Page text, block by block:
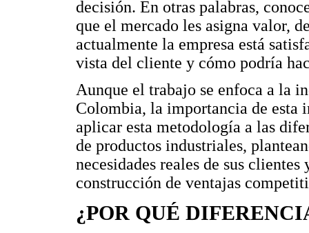
decisión. En otras palabras,
que el mercado les asigna valor,
actualmente la empresa está
vista del cliente y cómo podría
Aunque el trabajo se enfoca a la
Colombia, la importancia de esta
aplicar esta metodología a las
de productos industriales,
necesidades reales de sus
construcción de ventajas
¿POR QUÉ